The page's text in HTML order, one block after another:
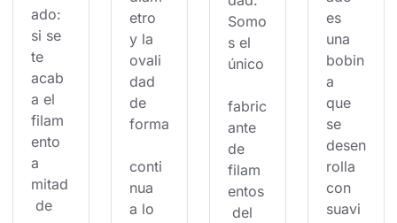
ado:
si se
te
acab
a el
filam
ento
a
mitad
de
etro
y la
ovali
dad
de
forma
conti
nua
a lo
Somo
s el
único
fabric
ante
de
filam
entos
del
es
una
bobin
a
que
se
desen
rolla
con
suavi